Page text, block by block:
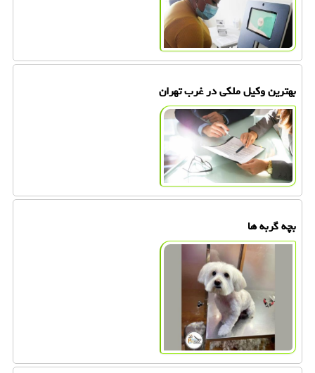
بهترین وکیل ملکی در غرب تهران
بچه گربه ها